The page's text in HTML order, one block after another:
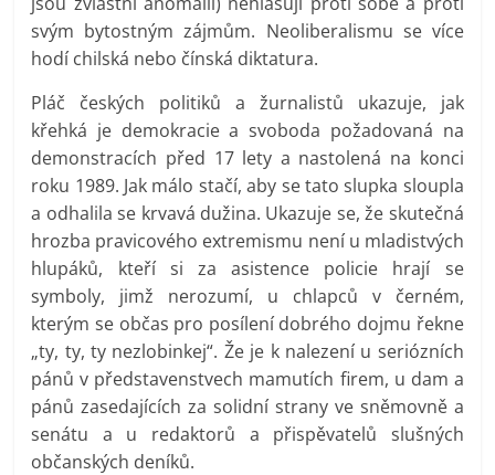
svým bytostným zájmům. Neoliberalismu se více
hodí chilská nebo čínská diktatura.
Pláč českých politiků a žurnalistů ukazuje, jak
křehká je demokracie a svoboda požadovaná na
demonstracích před 17 lety a nastolená na konci
roku 1989. Jak málo stačí, aby se tato slupka sloupla
a odhalila se krvavá dužina. Ukazuje se, že skutečná
hrozba pravicového extremismu není u mladistvých
hlupáků, kteří si za asistence policie hrají se
symboly, jimž nerozumí, u chlapců v černém,
kterým se občas pro posílení dobrého dojmu řekne
„ty, ty, ty nezlobinkej“. Že je k nalezení u seriózních
pánů v představenstvech mamutích firem, u dam a
pánů zasedajících za solidní strany ve sněmovně a
senátu a u redaktorů a přispěvatelů slušných
občanských deníků.